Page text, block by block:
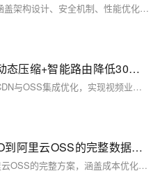
本文深入解析了客户端直传技术，涵盖架构设计、安全机制、性能优化等方面。通过STS临时凭证与分片上传实现高效安全的文件传输，显著降低服务端负载与上传耗时，提升系统稳定性与用户体验。
CDN+OSS边缘加速实践：动态压缩+智能路由降低30%视频流量成本（含带宽峰值监控与告警配置）
本方案通过动态压缩、智能路由及CDN与OSS集成优化，实现视频业务带宽成本下降31%，首帧时间缩短50%，错误率降低53%。结合实测数据分析与架构创新，有效解决冷启动延迟、跨区域传输及设备适配性问题，具备快速投入回收能力。
OSS迁移实战：从自建MinIO到阿里云OSS的完整数据迁移方案
本文介绍了从自建MinIO迁移至阿里云OSS的完整方案，涵盖成本优化、稳定性提升与生态集成需求。通过双写代理、增量同步、分层校验等技术，解决数据一致性、权限迁移、海量小文件处理等挑战，实现业务零中断与数据强一致性，最终达成79%的TCO降低和显著性能提升。